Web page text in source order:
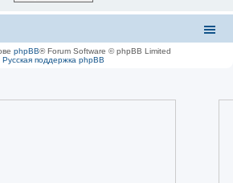
phpBB® Forum Software © phpBB Limited
Русская поддержка phpBB